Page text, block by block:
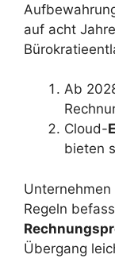
auf acht
Ab
Cloud-
bieten
Regeln
Übergang